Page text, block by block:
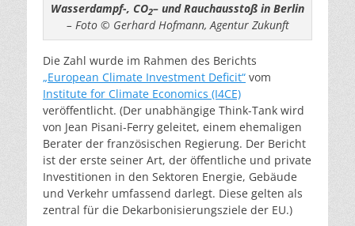
Wasserdampf-, CO2– und Rauchausstoß in Berlin
– Foto © Gerhard Hofmann, Agentur Zukunft
Die Zahl wurde im Rahmen des Berichts
„European Climate Investment Deficit“ vom
Institute for Climate Economics (I4CE)
veröffentlicht. (Der unabhängige Think-Tank wird
von Jean Pisani-Ferry geleitet, einem ehemaligen
Berater der französischen Regierung. Der Bericht
ist der erste seiner Art, der öffentliche und private
Investitionen in den Sektoren Energie, Gebäude
und Verkehr umfassend darlegt. Diese gelten als
zentral für die Dekarbonisierungsziele der EU.)